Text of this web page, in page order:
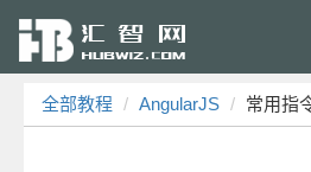
全部教程 AngularJS 常用指